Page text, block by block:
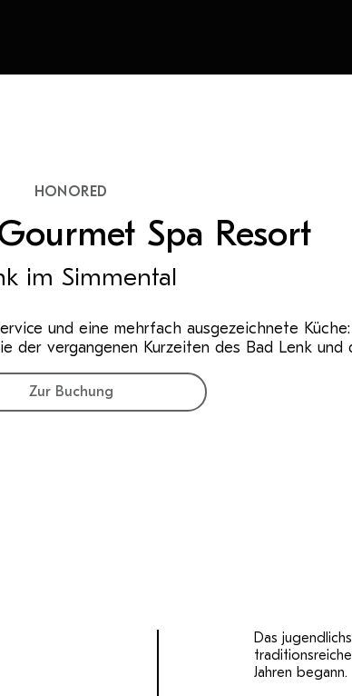
HONORED
Spa Resort
im Simmental
und eine mehrfach ausgezeichnete
der vergangenen Kurzeiten des Bad Lenk und
Zur Buchung
Das
Jahren begann.